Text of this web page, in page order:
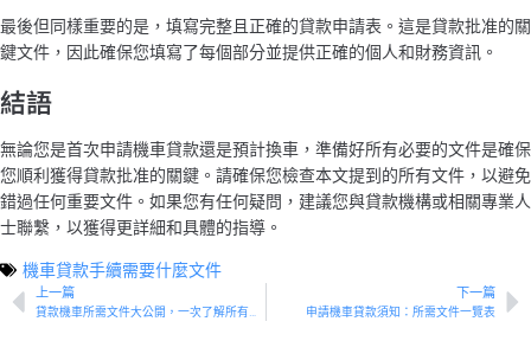
最後但同樣重要的是，填寫完整且正確的貸款申請表。這是貸款批准的關
鍵文件，因此確保您填寫了每個部分並提供正確的個人和財務資訊。
結語
無論您是首次申請機車貸款還是預計換車，準備好所有必要的文件是確保
您順利獲得貸款批准的關鍵。請確保您檢查本文提到的所有文件，以避免
錯過任何重要文件。如果您有任何疑問，建議您與貸款機構或相關專業人
士聯繫，以獲得更詳細和具體的指導。
機車貸款手續需要什麼文件
上一篇 下一篇
申請機車貸款須知：所需文件一覽表